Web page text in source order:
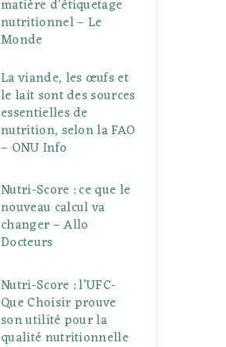
matière d’étiquetage
nutritionnel – Le
Monde
La viande, les œufs et
le lait sont des sources
essentielles de
nutrition, selon la FAO
– ONU Info
Nutri-Score : ce que le
nouveau calcul va
changer – Allo
Docteurs
Nutri-Score : l’UFC-
Que Choisir prouve
son utilité pour la
qualité nutritionnelle